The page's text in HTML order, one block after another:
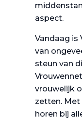
aspect.
Vandaag is
van
steun van
vrouwelijk
zetten.
horen bij